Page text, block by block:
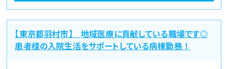
【東京都羽村市】 地域医療に貢献している職場です◎
患者様の入院生活をサポートしている病棟勤務！